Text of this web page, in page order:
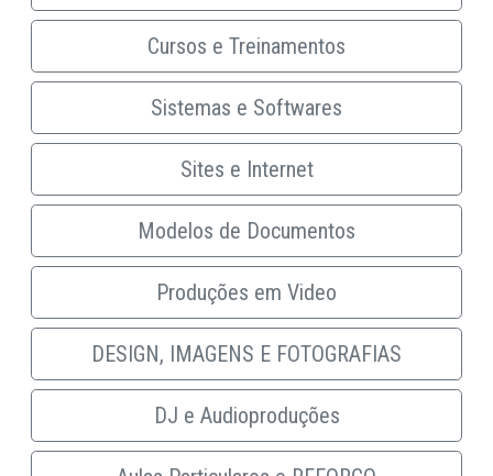
Cursos e Treinamentos
Sistemas e Softwares
Sites e Internet
Modelos de Documentos
Produções em Video
DESIGN, IMAGENS E FOTOGRAFIAS
DJ e Audioproduções